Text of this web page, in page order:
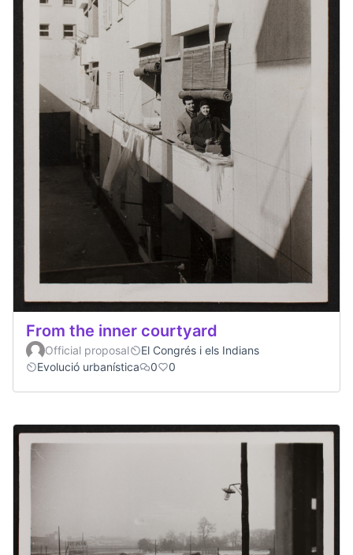
From the inner courtyard
Official proposal
El Congrés i els Indians
Evolució urbanística
0 0